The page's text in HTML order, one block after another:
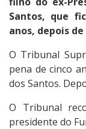
Santos, que
anos, depois
O Tribunal
pena de cinco
dos Santos.
O Tribunal
presidente do